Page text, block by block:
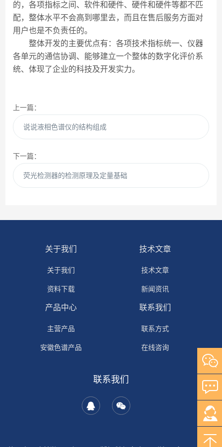
的，各项指标之间、软件和硬件、硬件和硬件等都不匹
配，整体水平不会高到哪里去，而且在售后服务方面对
用户也是不负责任的。
整体开发的主要优点有：各项技术指标统一、仪器
各单元的通信协调、能够建立一个整体的数字化评价系
统、体现了企业的科技及开发实力。
上一篇：
说说液相色谱仪的结构组成
下一篇：
荧光检测器的检测原理及定量基础
关于我们
关于我们
资料下载
技术文章
技术文章
新闻资讯
产品中心
主营产品
安徽色谱产品
联系我们
联系方式
在线咨询
联系我们